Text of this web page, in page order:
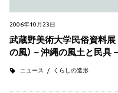
2006年10月23日
武蔵野美術大学民俗資料展
の風）－沖縄の風土と民具
ニュース くらしの造形